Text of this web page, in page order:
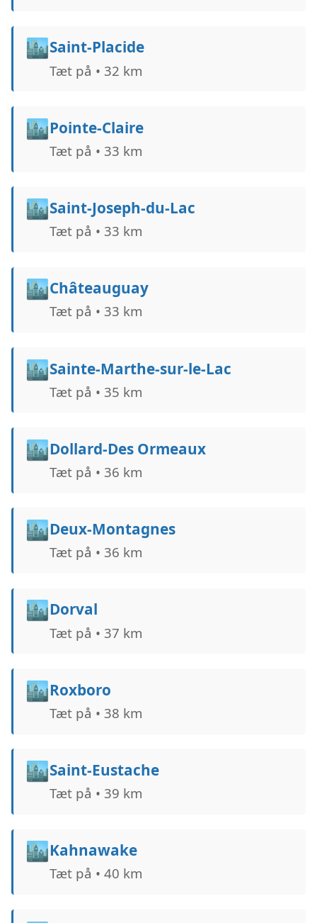
🏙️Saint-Placide
Tæt på • 32 km
🏙️Pointe-Claire
Tæt på • 33 km
🏙️Saint-Joseph-du-Lac
Tæt på • 33 km
🏙️Châteauguay
Tæt på • 33 km
🏙️Sainte-Marthe-sur-le-Lac
Tæt på • 35 km
🏙️Dollard-Des Ormeaux
Tæt på • 36 km
🏙️Deux-Montagnes
Tæt på • 36 km
🏙️Dorval
Tæt på • 37 km
🏙️Roxboro
Tæt på • 38 km
🏙️Saint-Eustache
Tæt på • 39 km
🏙️Kahnawake
Tæt på • 40 km